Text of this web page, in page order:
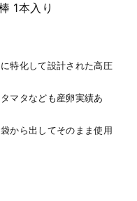
1本入り
特化して設計された高圧
マタなども産卵実績あ
から出してそのまま使用